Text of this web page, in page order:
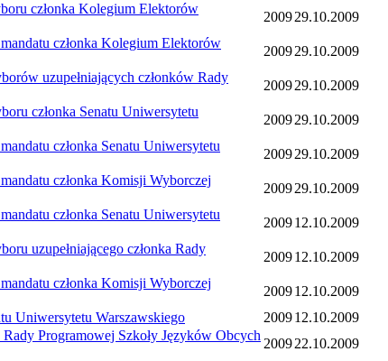
członka Kolegium Elektorów
200929.10.2009
członka Kolegium Elektorów
200929.10.2009
uzupełniających członków Rady
200929.10.2009
członka Senatu Uniwersytetu
200929.10.2009
członka Senatu Uniwersytetu
200929.10.2009
członka Komisji Wyborczej
200929.10.2009
członka Senatu Uniwersytetu
200912.10.2009
uzupełniającego członka Rady
200912.10.2009
członka Komisji Wyborczej
200912.10.2009
Uniwersytetu Warszawskiego 200912.10.2009
Programowej Szkoły Języków Obcych
200922.10.2009